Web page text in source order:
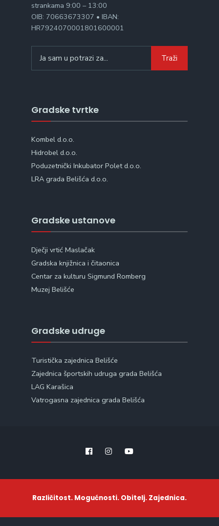
strankama 9:00 – 13:00
OIB: 70663673307 • IBAN:
HR7924070001801600001
for:
Traži
Gradske tvrtke
Kombel d.o.o.
Hidrobel d.o.o.
Poduzetnički Inkubator Polet d.o.o.
LRA grada Belišća d.o.o.
Gradske ustanove
Dječji vrtić Maslačak
Gradska knjižnica i čitaonica
Centar za kulturu Sigmund Romberg
Muzej Belišće
Gradske udruge
Turistička zajednica Belišće
Zajednica športskih udruga grada Belišća
LAG Karašica
Vatrogasna zajednica grada Belišća
Različitost. Mogućnosti. Obitelj. Zajednica.